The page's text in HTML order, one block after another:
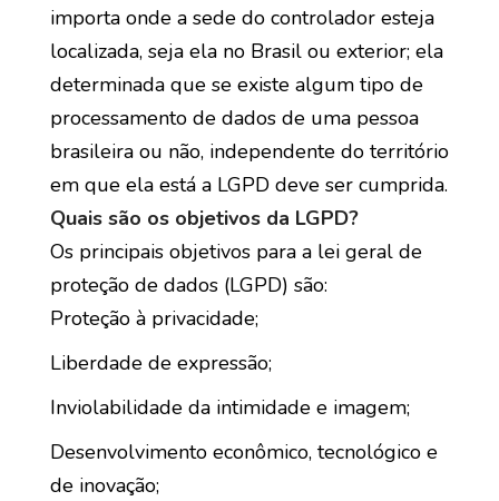
importa onde a sede do controlador esteja
localizada, seja ela no Brasil ou exterior; ela
determinada que se existe algum tipo de
processamento de dados de uma pessoa
brasileira ou não, independente do território
em que ela está a LGPD deve ser cumprida.
Quais são os objetivos da LGPD?
Os principais objetivos para a lei geral de
proteção de dados (LGPD) são:
Proteção à privacidade;
Liberdade de expressão;
Inviolabilidade da intimidade e imagem;
Desenvolvimento econômico, tecnológico e
de inovação;